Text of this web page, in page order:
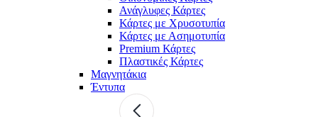
Ανάγλυφες Κάρτες
Κάρτες με Χρυσοτυπία
Κάρτες με Ασημοτυπία
Premium Κάρτες
Πλαστικές Κάρτες
Μαγνητάκια
Έντυπα